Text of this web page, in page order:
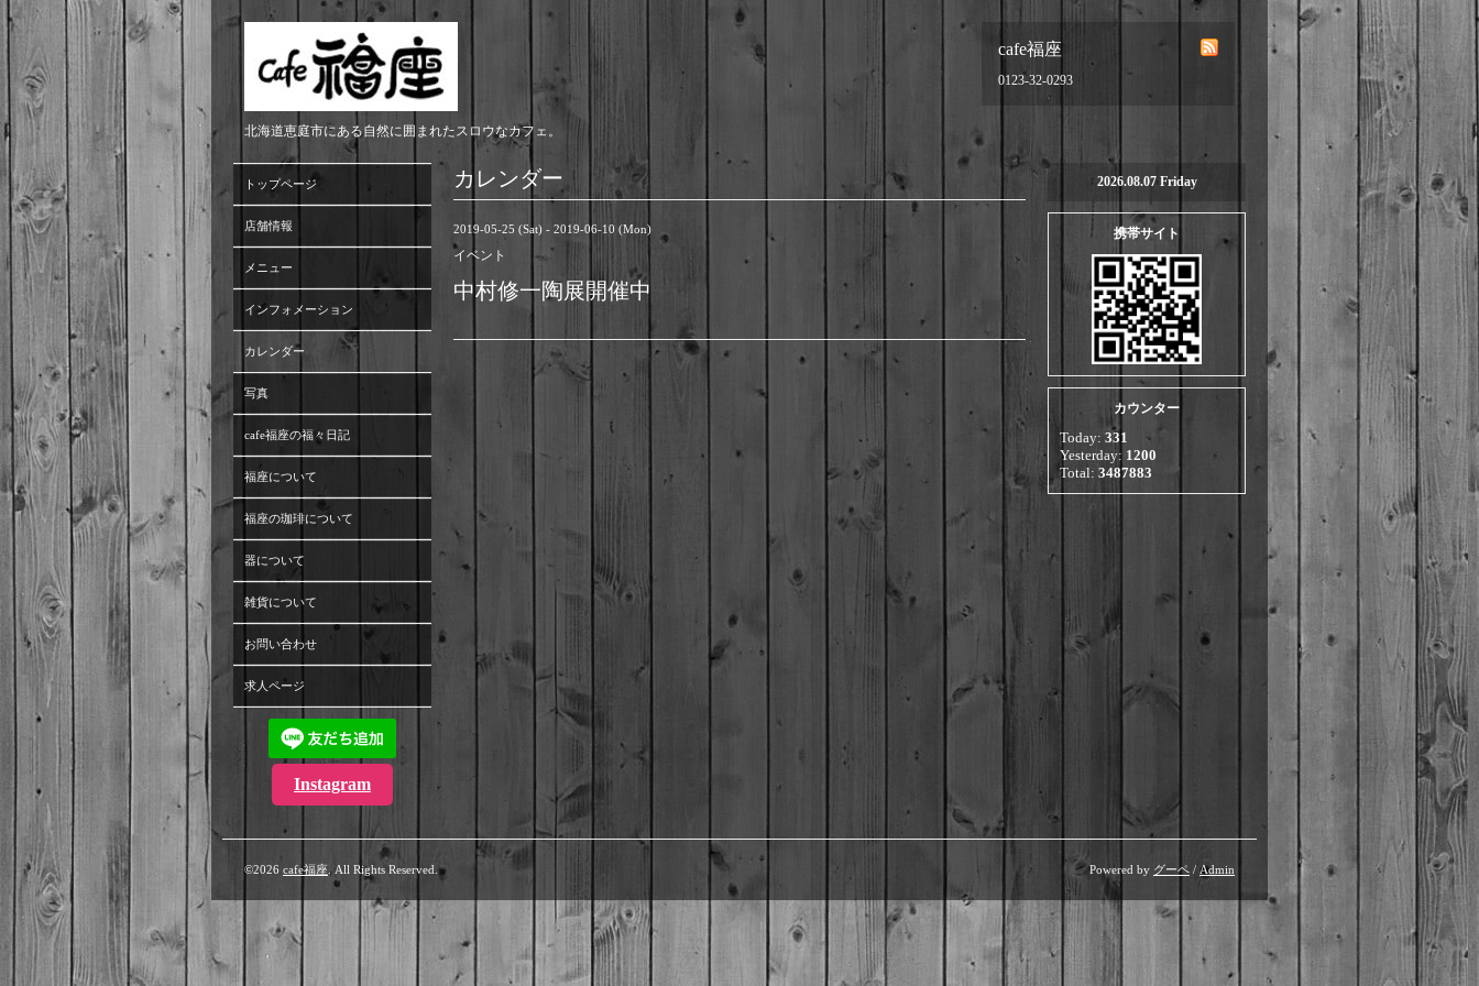
cafe福座
0123-32-0293
北海道恵庭市にある自然に囲まれたスロウなカフェ。
カレンダー
2019-05-25 (Sat) - 2019-06-10 (Mon)
イベント
中村修一陶展開催中
トップページ
店舗情報
メニュー
インフォメーション
カレンダー
写真
cafe福座の福々日記
福座について
福座の珈琲について
器について
雑貨について
お問い合わせ
求人ページ
Instagram
2026.08.07 Friday
携帯サイト
カウンター
Today: 331
Yesterday: 1200
Total: 3487883
©2026 cafe福座. All Rights Reserved. Powered by グーペ / Admin